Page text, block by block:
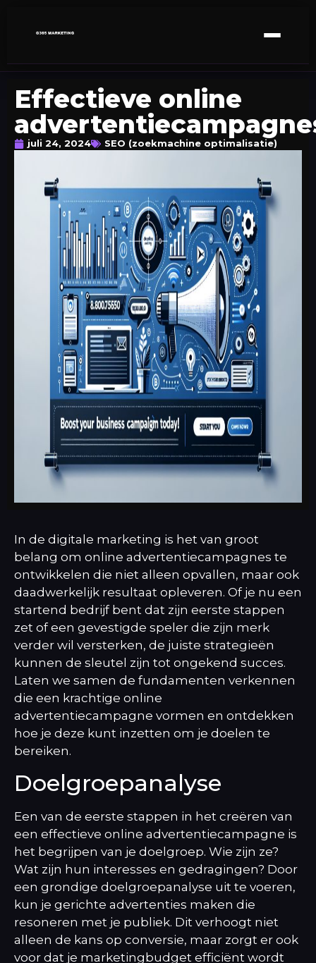
Effectieve online
juli 24, 2024 SEO (zoekmachine optimalisatie)
In de digitale marketing is het van groot
belang om online advertentiecampagnes te
ontwikkelen die niet alleen opvallen, maar ook
daadwerkelijk resultaat opleveren. Of je nu een
startend bedrijf bent dat zijn eerste stappen
zet of een gevestigde speler die zijn merk
verder wil versterken, de juiste strategieën
kunnen de sleutel zijn tot ongekend succes.
Laten we samen de fundamenten verkennen
die een krachtige online
advertentiecampagne vormen en ontdekken
hoe je deze kunt inzetten om je doelen te
bereiken.
Doelgroepanalyse
Een van de eerste stappen in het creëren van
een effectieve online advertentiecampagne is
het begrijpen van je doelgroep. Wie zijn ze?
Wat zijn hun interesses en gedragingen? Door
een grondige doelgroepanalyse uit te voeren,
kun je gerichte advertenties maken die
resoneren met je publiek. Dit verhoogt niet
alleen de kans op conversie, maar zorgt er ook
voor dat je marketingbudget efficiënt wordt